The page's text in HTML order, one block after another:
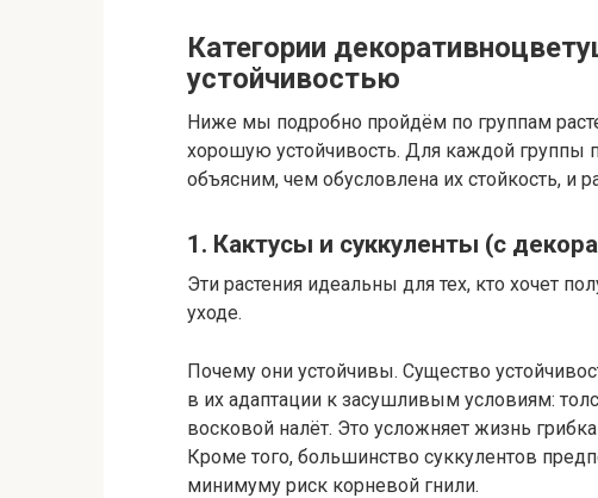
Категории
устойчивостью
Ниже мы подробно пройдём по группам
хорошую устойчивость. Для каждой
объясним, чем обусловлена их стойкость, и
1. Кактусы и суккуленты (с
Эти растения идеальны для тех, кто хочет
уходе.
Почему они устойчивы. Существо
в их адаптации к засушливым условиям:
восковой налёт. Это усложняет жизнь
Кроме того, большинство суккулентов
минимуму риск корневой гнили.